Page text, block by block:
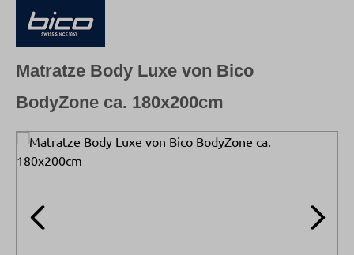
Bildergalerie überspringen
Matratze Body Luxe von Bico
BodyZone ca. 180x200cm